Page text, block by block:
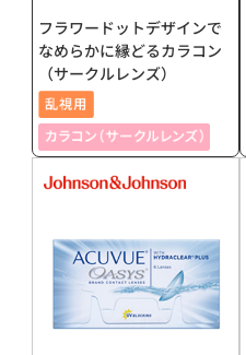
フラワードットデザインで
なめらかに縁どるカラコン
（サークルレンズ）